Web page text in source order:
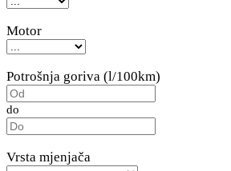
Motor
Potrošnja goriva (l/100km)
do
Vrsta mjenjača